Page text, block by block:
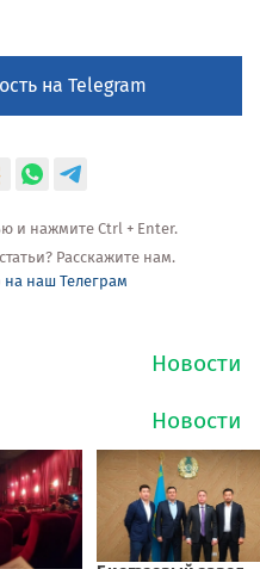
на Telegram
и нажмите Ctrl + Enter.
Расскажите нам.
на наш Телеграм